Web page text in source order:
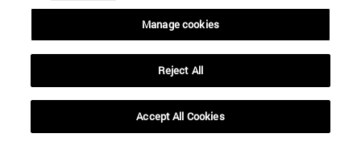
Díaz Hernández, Onésimo, Fernando de Meer,
"Rafael Calvo Serer. La búsqueda de la libertad
(1954-1988). Madrid, Rialp, 2010.
León Aguinaga, Pablo, "Sospechoso habituales.
El cine norteamericano, Estados Unidos y la
Manage cookies
Reject All
Accept All Cookies